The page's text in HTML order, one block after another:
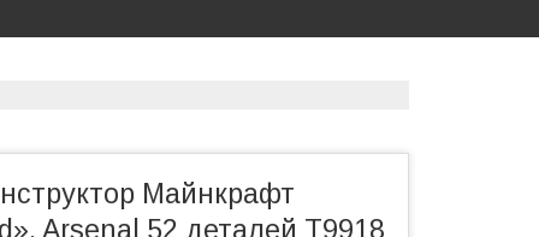
Майнкрафт
Arsenal 52 деталей T9918